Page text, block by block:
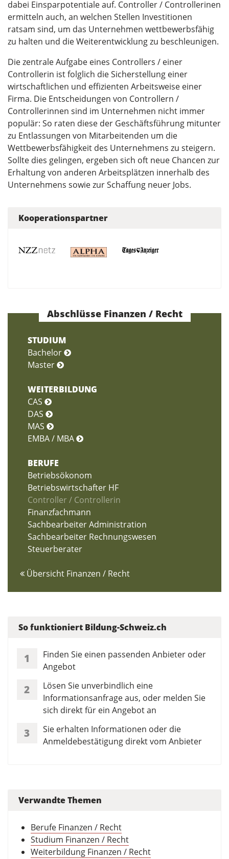
dabei Einsparpotentiale auf. Controller / Controllerinen
ermitteln auch, an welchen Stellen Investitionen
ratsam sind, um das Unternehmen wettbewerbsfähig
zu halten und die Weiterentwicklung zu beschleunigen.
Die zentrale Aufgabe eines Controllers / einer
Controllerin ist folglich die Sicherstellung einer
wirtschaftlichen und effizienten Arbeitsweise einer
Firma. Die Entscheidungen von Controllern /
Controllerinnen sind im Unternehmen nicht immer
populär: So raten diese der Geschäftsführung mitunter
zu Entlassungen von Mitarbeitenden um die
Wettbewerbsfähigkeit des Unternehmens zu steigern.
Sollte dies gelingen, ergeben sich oft neue Chancen zur
Erhaltung von anderen Arbeitsplätzen innerhalb des
Unternehmens sowie zur Schaffung neuer Jobs.
Kooperationspartner
Abschlüsse Finanzen / Recht
STUDIUM
Bachelor
Master
WEITERBILDUNG
CAS
DAS
MAS
EMBA / MBA
BERUFE
Betriebsökonom
Betriebswirtschafter HF
Controller / Controllerin
Finanzfachmann
Sachbearbeiter Administration
Sachbearbeiter Rechnungswesen
Steuerberater
Übersicht Finanzen / Recht
So funktioniert Bildung-Schweiz.ch
1
Finden Sie einen passenden Anbieter oder
Angebot
2
Lösen Sie unverbindlich eine
Informationsanfrage aus, oder melden Sie
sich direkt für ein Angebot an
3
Sie erhalten Informationen oder die
Anmeldebestätigung direkt vom Anbieter
Verwandte Themen
Berufe Finanzen / Recht
Studium Finanzen / Recht
Weiterbildung Finanzen / Recht